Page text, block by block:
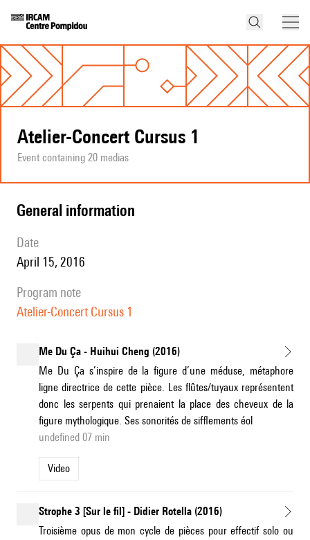
Atelier-Concert Cursus 1
Event containing 20 medias
general information
date
April 15, 2016
program note
Atelier-Concert Cursus 1
Me Du Ça - Huihui Cheng (2016)
Me Du Ça s’inspire de la figure d’une méduse, métaphore
ligne directrice de cette pièce. Les flûtes/tuyaux représentent
donc les serpents qui prenaient la place des cheveux de la
figure mythologique. Ses sonorités de sifflements éol
undefined 07 min
Video
Strophe 3 [Sur le fil] - Didier Rotella (2016)
Troisième opus de mon cycle de pièces pour effectif solo ou